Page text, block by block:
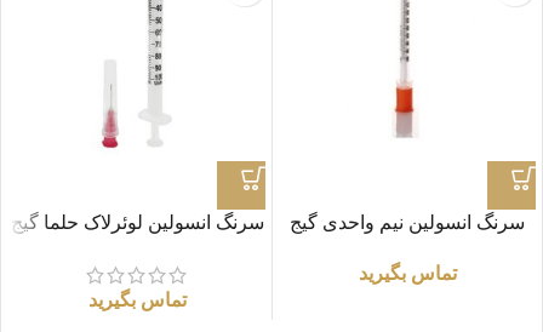
سرنگ انسولین نیم واحدی گیج
تماس بگیرید
سرنگ انسولین لوئرلاک حلما گیج
تماس بگیرید